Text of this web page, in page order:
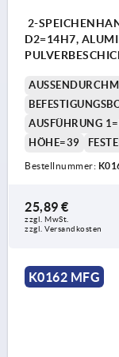
2-
D2=14H7,
AUSFÜHRUNG
HÖHE=39
Bestellnummer:
25,89 €
zzgl. MwSt.
zzgl. Versandkosten
K0162 MFG